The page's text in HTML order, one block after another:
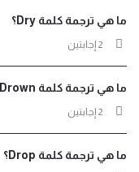
ما هي ترجمة كلمة Dry؟
‫2 إجابتين
ما هي ترجمة كلمة Drown؟
‫2 إجابتين
ما هي ترجمة كلمة Drop؟